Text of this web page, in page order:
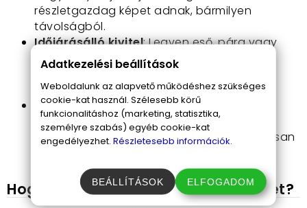
részletgazdag képet adnak, bármilyen
távolságból.
Időjárásálló kivitel: Legyen eső, pára vagy
akár szitáló vízcseppek, a távcső vízálló
utadba.
Kényelmes és biztonságos fogás
gumírozott borítás garantálja, hogy a
legmostohább körülmények között is biztosan
Hogyan használd a vízálló távcsövet?
Adatkezelési beállítások
Weboldalunk az alapvető működéshez szükséges
cookie-kat használ. Szélesebb körű
funkcionalitáshoz (marketing, statisztika,
személyre szabás) egyéb cookie-kat
engedélyezhet. Részletesebb információk.
BEÁLLÍTÁSOK ELFOGADOM